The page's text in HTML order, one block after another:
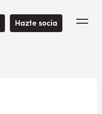
Hazte socia